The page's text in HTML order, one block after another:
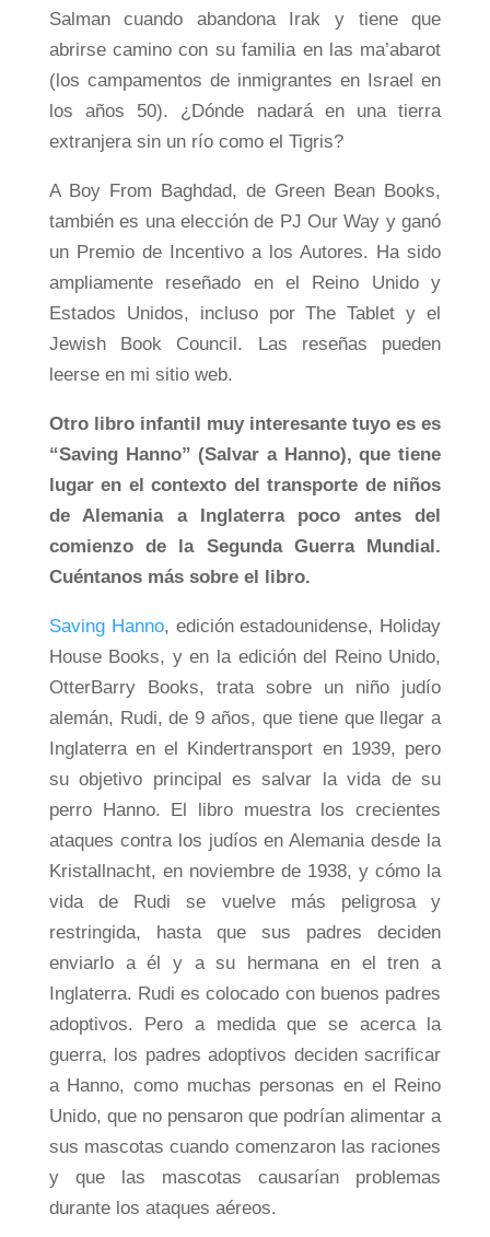
Salman cuando abandona Irak y tiene que
abrirse camino con su familia en las ma’abarot
(los campamentos de inmigrantes en Israel en
los años 50). ¿Dónde nadará en una tierra
extranjera sin un río como el Tigris?
A Boy From Baghdad, de Green Bean Books,
también es una elección de PJ Our Way y ganó
un Premio de Incentivo a los Autores. Ha sido
ampliamente reseñado en el Reino Unido y
Estados Unidos, incluso por The Tablet y el
Jewish Book Council. Las reseñas pueden
leerse en mi sitio web.
Otro libro infantil muy interesante tuyo es es
“Saving Hanno” (Salvar a Hanno), que tiene
lugar en el contexto del transporte de niños
de Alemania a Inglaterra poco antes del
comienzo de la Segunda Guerra Mundial.
Cuéntanos más sobre el libro.
Saving Hanno, edición estadounidense, Holiday
House Books, y en la edición del Reino Unido,
OtterBarry Books, trata sobre un niño judío
alemán, Rudi, de 9 años, que tiene que llegar a
Inglaterra en el Kindertransport en 1939, pero
su objetivo principal es salvar la vida de su
perro Hanno. El libro muestra los crecientes
ataques contra los judíos en Alemania desde la
Kristallnacht, en noviembre de 1938, y cómo la
vida de Rudi se vuelve más peligrosa y
restringida, hasta que sus padres deciden
enviarlo a él y a su hermana en el tren a
Inglaterra. Rudi es colocado con buenos padres
adoptivos. Pero a medida que se acerca la
guerra, los padres adoptivos deciden sacrificar
a Hanno, como muchas personas en el Reino
Unido, que no pensaron que podrían alimentar a
sus mascotas cuando comenzaron las raciones
y que las mascotas causarían problemas
durante los ataques aéreos.